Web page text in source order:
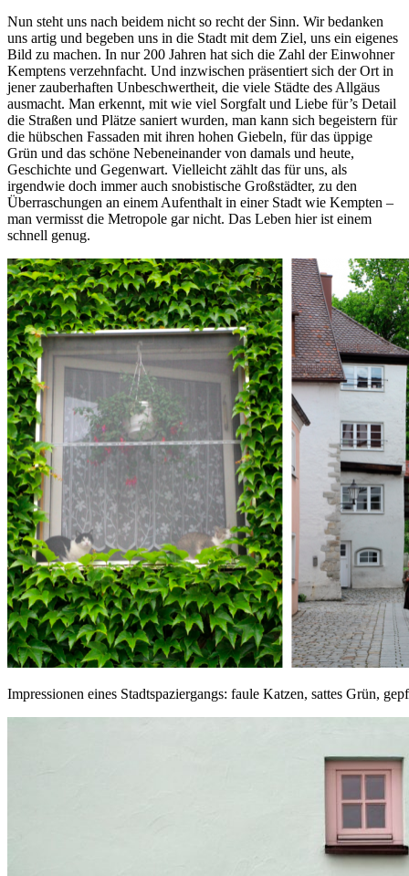
Nun steht uns nach beidem nicht so recht der Sinn. Wir bedanken
uns artig und begeben uns in die Stadt mit dem Ziel, uns ein eigenes
Bild zu machen. In nur 200 Jahren hat sich die Zahl der Einwohner
Kemptens verzehnfacht. Und inzwischen präsentiert sich der Ort in
jener zauberhaften Unbeschwertheit, die viele Städte des Allgäus
ausmacht. Man erkennt, mit wie viel Sorgfalt und Liebe für’s Detail
die Straßen und Plätze saniert wurden, man kann sich begeistern für
die hübschen Fassaden mit ihren hohen Giebeln, für das üppige
Grün und das schöne Nebeneinander von damals und heute,
Geschichte und Gegenwart. Vielleicht zählt das für uns, als
irgendwie doch immer auch snobistische Großstädter, zu den
Überraschungen an einem Aufenthalt in einer Stadt wie Kempten –
man vermisst die Metropole gar nicht. Das Leben hier ist einem
schnell genug.
Impressionen eines Stadtspaziergangs: faule Katzen, sattes Grün,